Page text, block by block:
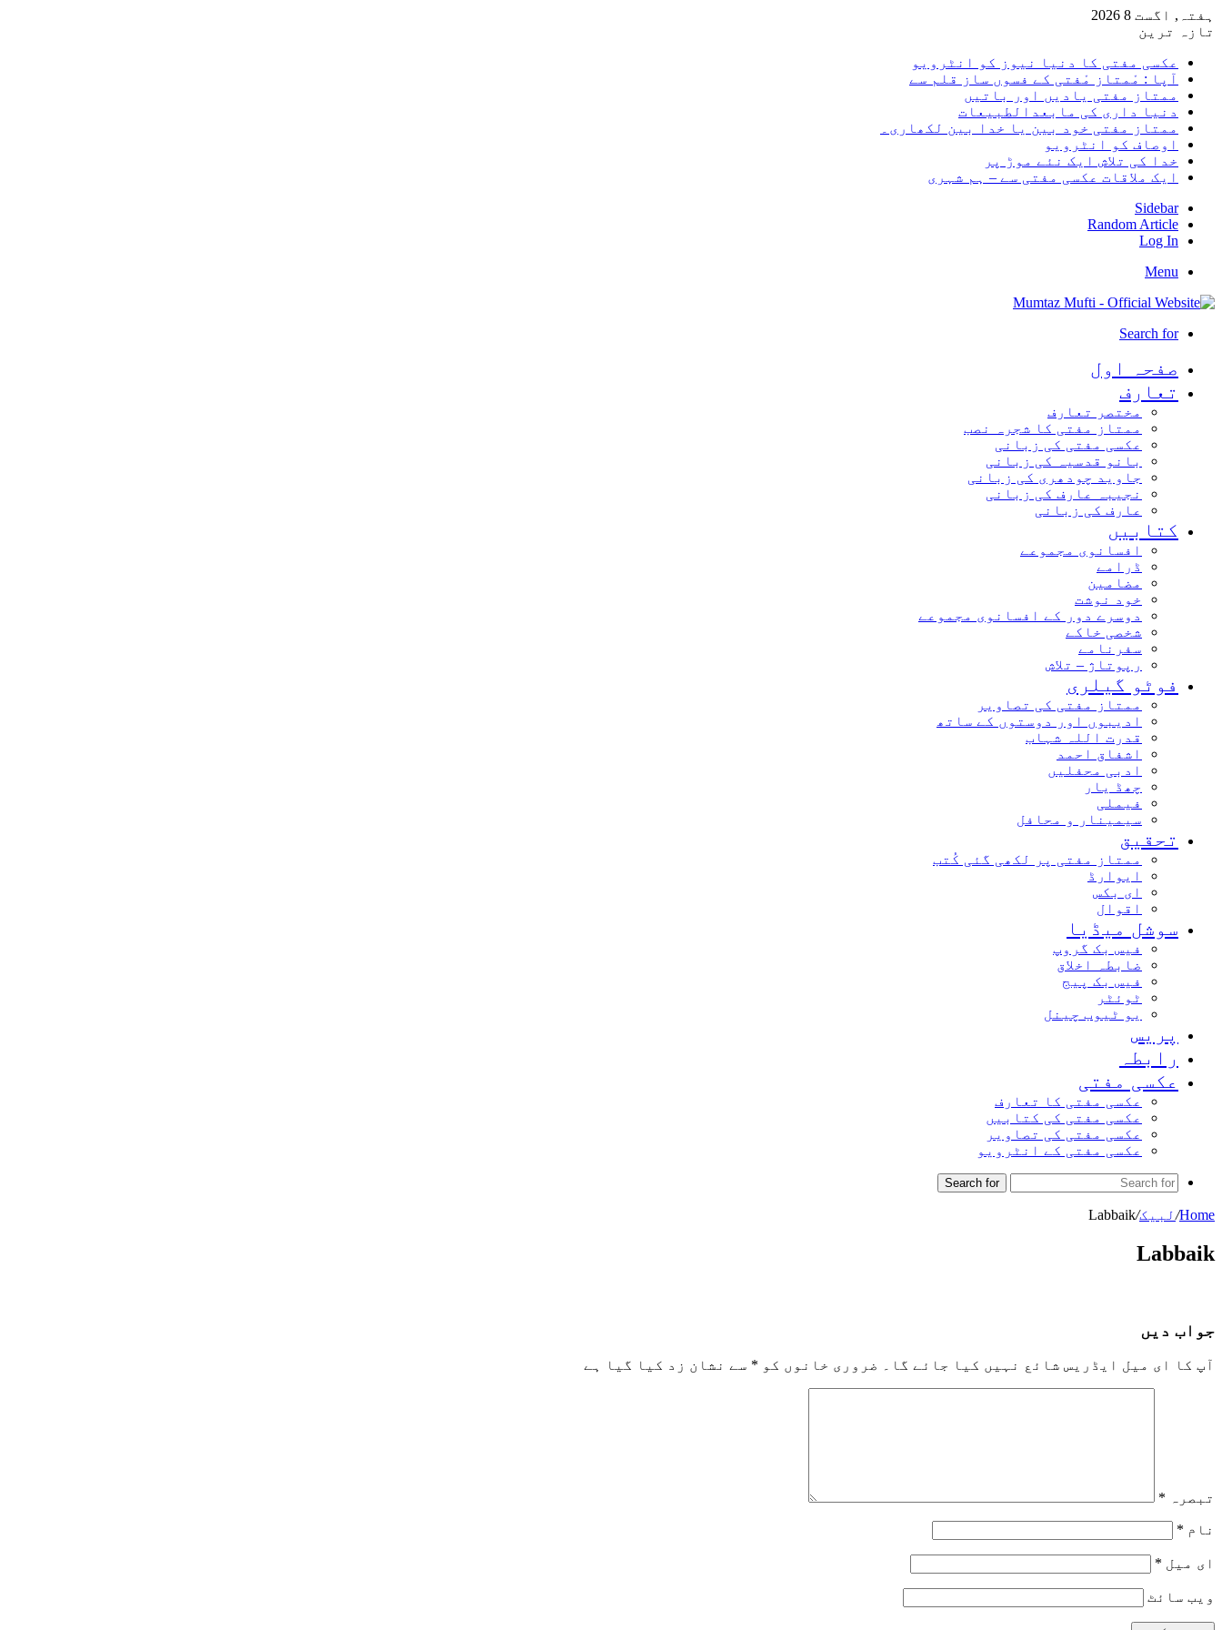
ہفتہ, اگست 8 2026
تازہ ترین
عکسی مفتی کا دنیا نیوز کو انٹرویو
آپا : مْمتاز مْفتی کے فسوں ساز قلم سے
ممتاز مفتی یادیں اور باتیں
دنیا داری کی مابعدالطبیعات
ممتاز مفتی خود بین یا خدا بین لکھاری۔
اوصاف کو انٹرویو
خدا کی تلاش ایک نئے موڑ پر
ایک ملاقات عکسی مفتی سے – ہم شہری
Sidebar
Random Article
Log In
Menu
Search for
صفحہ اول
تعارف
مختصر تعارف
ممتاز مفتی کا شجرہ نصب
عکسی مفتی کی زبانی
بانو قدسیہ کی زبانی
جاوید چودھری کی زبانی
نجیبہ عارف کی زبانی
عارف کی زبانی
کتابیں
افسانوی مجموعے
ڈرامے
مضامین
خود نوشت
دوسرے دور کے افسانوی مجموعے
شخصی خاکے
سفرنامے
رپوتاژ – تلاش
فوٹو گیلری
ممتاز مفتی کی تصاویر
ادیبوں اور دوستوں کے ساتھ
قدرت اللہ شہاب
اشفاق احمد
ادبی محفلیں
چھڈ یار
فیملی
سیمینار و محافل
تحقیق
ممتاز مفتی پر لکھی گئی کُتب
ایوارڈ
ای بکس
اقوال
سوشل میڈیا
فیس بک گروپ
ضابطہ اخلاق
فیس بک پیج
ٹوئٹر
یو ٹیوب چینل
پریس
رابطہ
عکسی مفتی
عکسی مفتی کا تعارف
عکسی مفتی کی کتابیں
عکسی مفتی کی تصاویر
عکسی مفتی کے انٹرویو
Search for
Home
/لبیک/
Labbaik
Labbaik
جواب دیں
آپ کا ای میل ایڈریس شائع نہیں کیا جائے گا۔ ضروری خانوں کو * سے نشان زد کیا گیا ہے
تبصرہ *
نام *
ای میل *
ویب‌ سائٹ